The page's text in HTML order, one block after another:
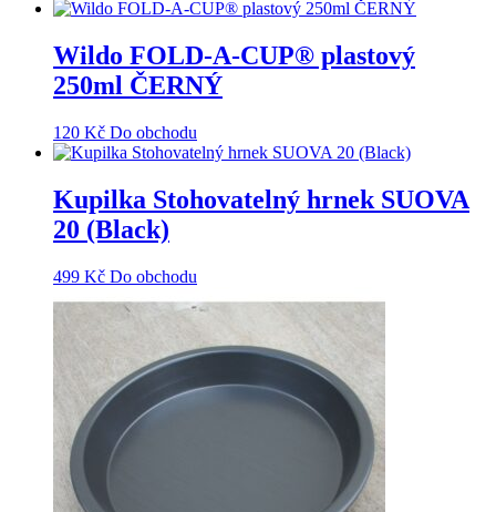
Wildo FOLD-A-CUP® plastový
250ml ČERNÝ
120 Kč Do obchodu
Kupilka Stohovatelný hrnek SUOVA
20 (Black)
499 Kč Do obchodu